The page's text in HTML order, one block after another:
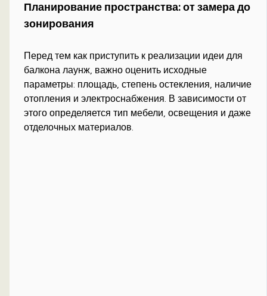
Планирование пространства: от замера до
зонирования
Перед тем как приступить к реализации идеи для
балкона лаунж, важно оценить исходные
параметры: площадь, степень остекления, наличие
отопления и электроснабжения. В зависимости от
этого определяется тип мебели, освещения и даже
отделочных материалов.